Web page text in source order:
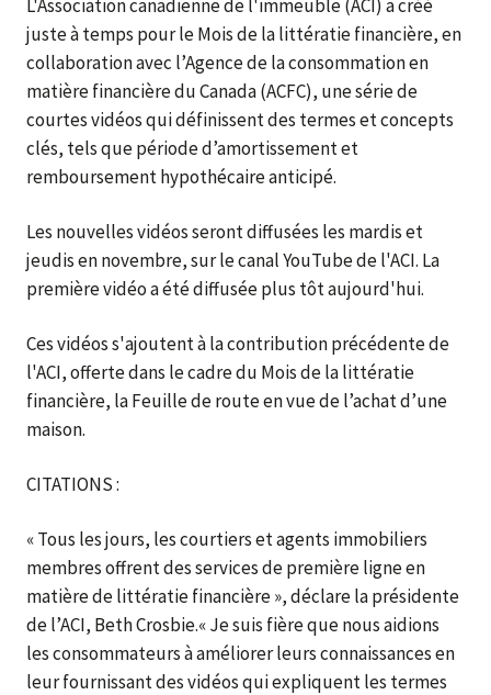
L'Association canadienne de l'immeuble (ACI) a créé
juste à temps pour le Mois de la littératie financière, en
collaboration avec l’Agence de la consommation en
matière financière du Canada (ACFC), une série de
courtes vidéos qui définissent des termes et concepts
clés, tels que période d’amortissement et
remboursement hypothécaire anticipé.
Les nouvelles vidéos seront diffusées les mardis et
jeudis en novembre, sur le canal YouTube de l'ACI. La
première vidéo a été diffusée plus tôt aujourd'hui.
Ces vidéos s'ajoutent à la contribution précédente de
l'ACI, offerte dans le cadre du Mois de la littératie
financière, la Feuille de route en vue de l’achat d’une
maison.
CITATIONS :
« Tous les jours, les courtiers et agents immobiliers
membres offrent des services de première ligne en
matière de littératie financière », déclare la présidente
de l’ACI, Beth Crosbie.« Je suis fière que nous aidions
les consommateurs à améliorer leurs connaissances en
leur fournissant des vidéos qui expliquent les termes